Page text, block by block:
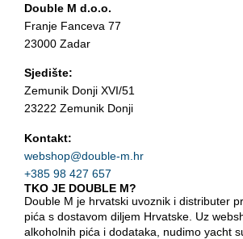
Double M d.o.o.
Franje Fanceva 77
23000 Zadar
Sjedište:
Zemunik Donji XVI/51
23222 Zemunik Donji
Kontakt:
webshop@double-m.hr
+385 98 427 657
TKO JE DOUBLE M?
Double M je hrvatski uvoznik i distributer
pića s dostavom diljem Hrvatske. Uz
alkoholnih pića i dodataka, nudimo yacht